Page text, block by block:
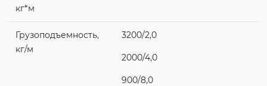
кг*м
Грузоподъемность,
кг/м
3200/2,0
2000/4,0
900/8,0